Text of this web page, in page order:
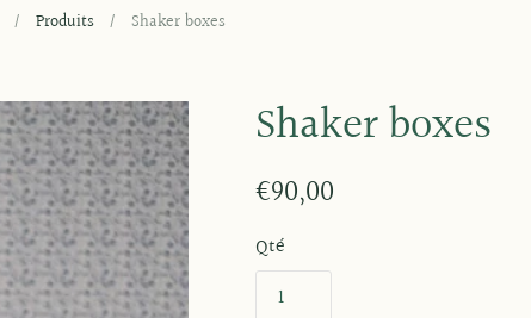
/ Produits / Shaker boxes
Shaker boxes
€90,00
Qté